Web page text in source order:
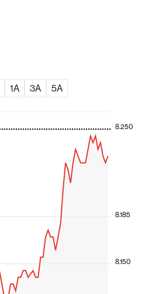
1A 3A 5A
8.150
8.185
8.250